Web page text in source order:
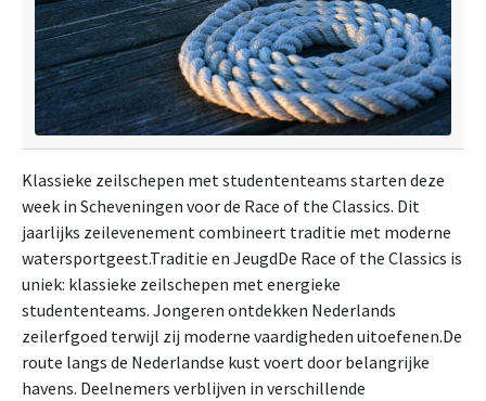
Klassieke zeilschepen met studententeams starten deze
week in Scheveningen voor de Race of the Classics. Dit
jaarlijks zeilevenement combineert traditie met moderne
watersportgeest.Traditie en JeugdDe Race of the Classics is
uniek: klassieke zeilschepen met energieke
studententeams. Jongeren ontdekken Nederlands
zeilerfgoed terwijl zij moderne vaardigheden uitoefenen.De
route langs de Nederlandse kust voert door belangrijke
havens. Deelnemers verblijven in verschillende